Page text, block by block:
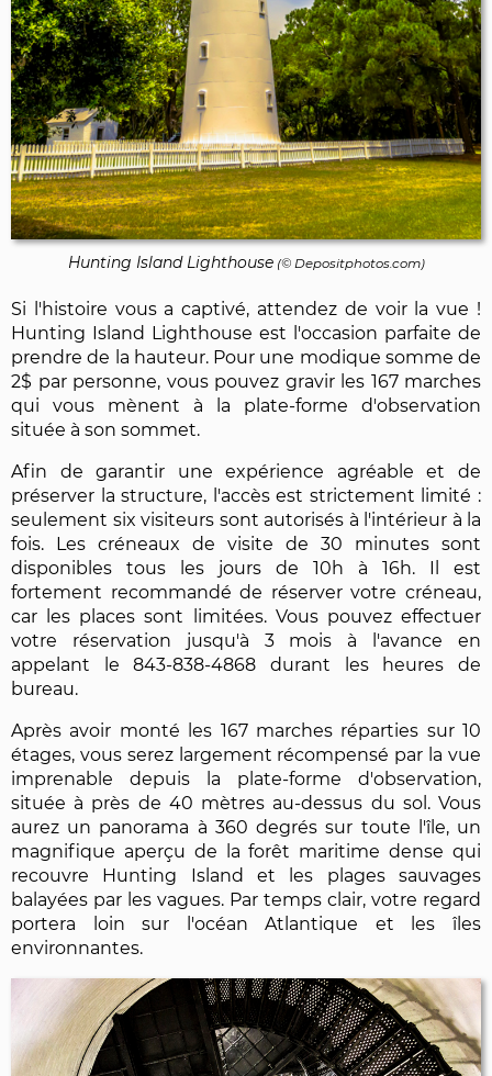
Hunting Island Lighthouse(© Depositphotos.com)
Si l'histoire vous a captivé, attendez de voir la vue !
Hunting Island Lighthouse est l'occasion parfaite de
prendre de la hauteur. Pour une modique somme de
2$ par personne, vous pouvez gravir les 167 marches
qui vous mènent à la plate-forme d'observation
située à son sommet.
Afin de garantir une expérience agréable et de
préserver la structure, l'accès est strictement limité :
seulement six visiteurs sont autorisés à l'intérieur à la
fois. Les créneaux de visite de 30 minutes sont
disponibles tous les jours de 10h à 16h. Il est
fortement recommandé de réserver votre créneau,
car les places sont limitées. Vous pouvez effectuer
votre réservation jusqu'à 3 mois à l'avance en
appelant le 843-838-4868 durant les heures de
bureau.
Après avoir monté les 167 marches réparties sur 10
étages, vous serez largement récompensé par la vue
imprenable depuis la plate-forme d'observation,
située à près de 40 mètres au-dessus du sol. Vous
aurez un panorama à 360 degrés sur toute l'île, un
magnifique aperçu de la forêt maritime dense qui
recouvre Hunting Island et les plages sauvages
balayées par les vagues. Par temps clair, votre regard
portera loin sur l'océan Atlantique et les îles
environnantes.